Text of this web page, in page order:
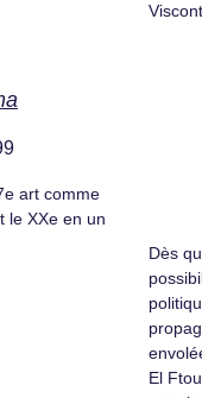
art comme
le XXe en un
Dès
El